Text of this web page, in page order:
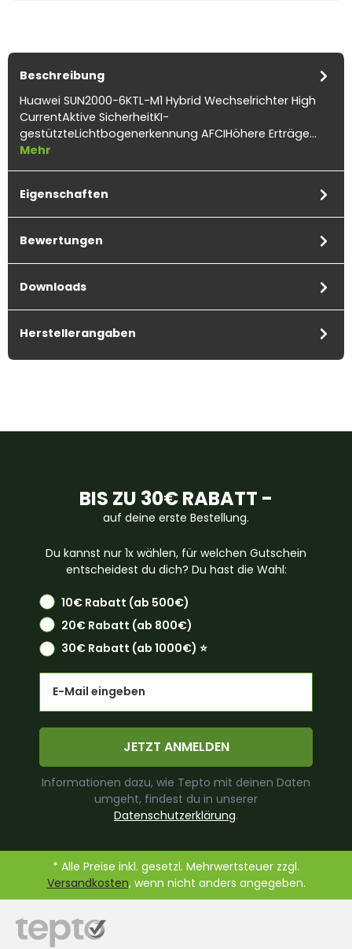
Beschreibung
Huawei SUN2000-6KTL-M1 Hybrid Wechselrichter High
CurrentAktive SicherheitKI-
gestützteLichtbogenerkennung AFCIHöhere Erträge…
Mehr
Eigenschaften
Bewertungen
Downloads
Herstellerangaben
BIS ZU 30€ RABATT -
auf deine erste Bestellung.
Du kannst nur 1x wählen, für welchen Gutschein
entscheidest du dich? Du hast die Wahl:
10€ Rabatt (ab 500€)
20€ Rabatt (ab 800€)
30€ Rabatt (ab 1000€) ⭐️
JETZT ANMELDEN
Informationen dazu, wie Tepto mit deinen Daten
umgeht, findest du in unserer
Datenschutzerklärung.
* Alle Preise inkl. gesetzl. Mehrwertsteuer zzgl.
Versandkosten, wenn nicht anders angegeben.